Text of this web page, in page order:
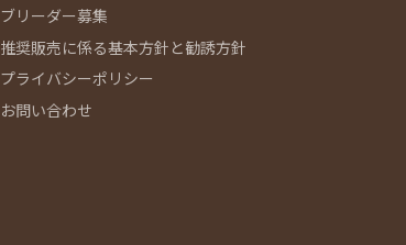
ブリーダー募集
推奨販売に係る基本方針と勧誘方針
プライバシーポリシー
お問い合わせ